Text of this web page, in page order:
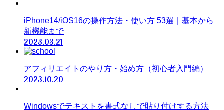
iPhone14/iOS16の操作方法・使い方 53選｜基本から
新機能まで
2023.03.21
アフィリエイトのやり方・始め方（初心者入門編）
2023.10.20
Windowsでテキストを書式なしで貼り付けする方法